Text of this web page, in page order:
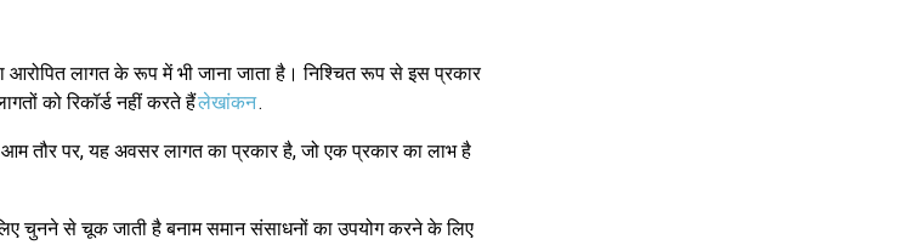
आरोपित लागत के रूप में भी जाना जाता है। निश्चित रूप से इस प्रकार
को रिकॉर्ड नहीं करते हैंलेखांकन.
तौर पर, यह अवसर लागत का प्रकार है, जो एक प्रकार का लाभ है
चुनने से चूक जाती है बनाम समान संसाधनों का उपयोग करने के लिए